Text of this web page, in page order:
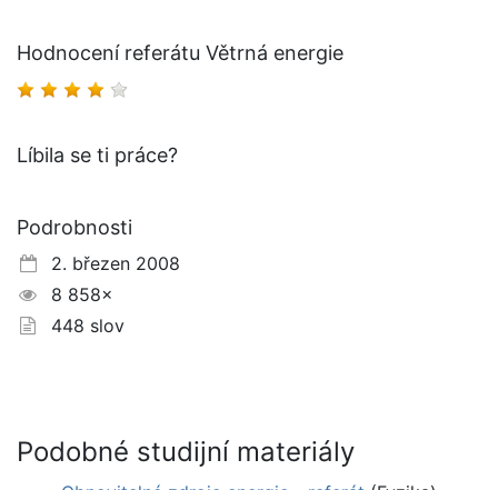
Hodnocení referátu Větrná energie
Líbila se ti práce?
Podrobnosti
2. březen 2008
8 858×
448 slov
Podobné studijní materiály